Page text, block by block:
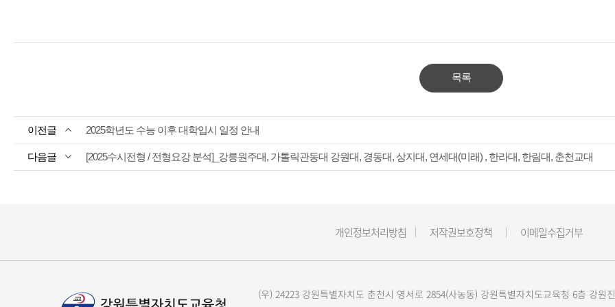
목록
2025학년도 수능 이후 대학입시 일정 안내
[2025수시전형 / 전형요강 분석]_강릉원주대, 가톨릭관동대 강원대, 경동대, 상지대, 연세대(미래) , 한라대, 한림대, 춘천교대
개인정보처리방침 저작권보호정책 이메일수집거부
(우) 24223 강원특별자치도 춘천시 영서로 2854(사농동) 강원특별자치도교육청 6층 강원